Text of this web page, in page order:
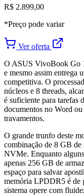
R$ 2.899,00
*Preço pode variar
Ver oferta
O ASUS VivoBook Go
e mesmo assim entrega
competitiva. O
núcleos e 8 threads,
é suficiente para tarefas
documentos no Word
travamentos.
O grande trunfo deste
combinação de 8 GB
NVMe. Enquanto
apenas 256 GB de
espaço para salvar
memória LPDDR5 é de
sistema opere com